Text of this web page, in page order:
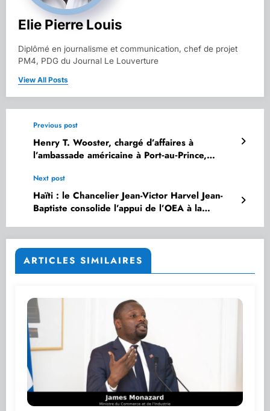
Elie Pierre Louis
Diplômé en journalisme et communication, chef de projet
PM4, PDG du Journal Le Louverture
View All Posts
Previous post
Henry T. Wooster, chargé d’affaires à
l’ambassade américaine à Port‑au‑Prince,
pour Haïti
Next post
Haïti : le Chancelier Jean-Victor Harvel Jean-
Baptiste consolide l’appui de l’OEA à la
ARTICLES SIMILAIRES